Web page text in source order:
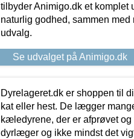
tilbyder Animigo.dk et komplet
naturlig godhed, sammen
udvalg.
Se udvalget på Animigo.dk
Dyrelageret.dk er shoppen til
kat eller hest. De lægger
kæledyrene, der er afprøvet
dyrlæger og ikke mindst det